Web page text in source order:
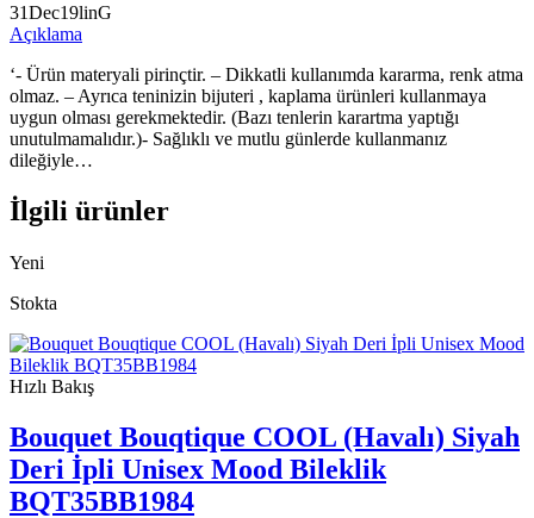
31Dec19linG
Açıklama
‘- Ürün materyali pirinçtir. – Dikkatli kullanımda kararma, renk atma
olmaz. – Ayrıca teninizin bijuteri , kaplama ürünleri kullanmaya
uygun olması gerekmektedir. (Bazı tenlerin karartma yaptığı
unutulmamalıdır.)- Sağlıklı ve mutlu günlerde kullanmanız
dileğiyle…
İlgili ürünler
Yeni
Stokta
Hızlı Bakış
Bouquet Bouqtique COOL (Havalı) Siyah
Deri İpli Unisex Mood Bileklik
BQT35BB1984